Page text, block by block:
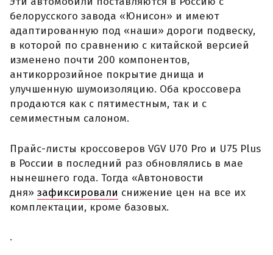
белорусского завода «Юнисон» и имеют
адаптированную под «наши» дороги подвеску,
в которой по сравнению с китайской версией
изменено почти 200 компонентов,
антикоррозийное покрытие днища и
улучшенную шумоизоляцию. Оба кроссовера
продаются как с пятиместным, так и с
семиместным салоном.
Прайс-листы кроссоверов VGV U70 Pro и U75 Plus
в России в последний раз обновлялись в мае
нынешнего года. Тогда «Автоновости
дня» зафиксировали снижение цен на все их
комплектации, кроме базовых.
.